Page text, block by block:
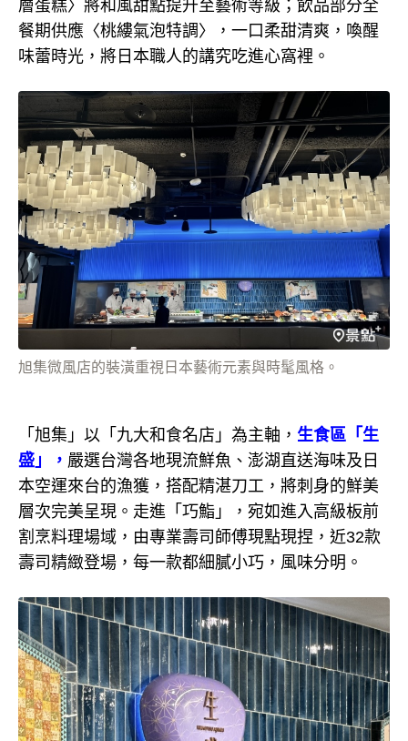
層蛋糕〉將和風甜點提升至藝術等級；飲品部分全
餐期供應〈桃縷氣泡特調〉，一口柔甜清爽，喚醒
味蕾時光，將日本職人的講究吃進心窩裡。
旭集微風店的裝潢重視日本藝術元素與時髦風格。
「旭集」以「九大和食名店」為主軸， 生食區「生
盛」， 嚴選台灣各地現流鮮魚、澎湖直送海味及日
本空運來台的漁獲，搭配精湛刀工，將刺身的鮮美
層次完美呈現。走進「巧鮨」，宛如進入高級板前
割烹料理場域，由專業壽司師傅現點現捏，近32款
壽司精緻登場，每一款都細膩小巧，風味分明。